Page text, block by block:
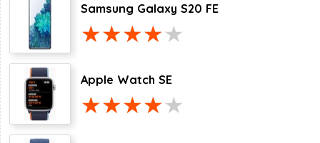
Samsung Galaxy S20 FE
Apple Watch SE